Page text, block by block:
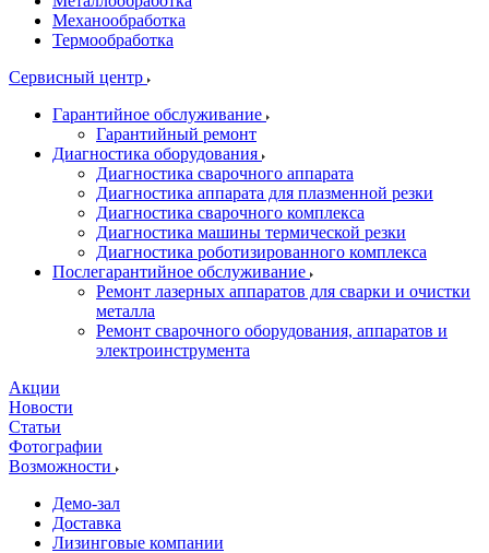
Механообработка
Термообработка
Сервисный центр
Гарантийное обслуживание
Гарантийный ремонт
Диагностика оборудования
Диагностика сварочного аппарата
Диагностика аппарата для плазменной резки
Диагностика сварочного комплекса
Диагностика машины термической резки
Диагностика роботизированного комплекса
Послегарантийное обслуживание
Ремонт лазерных аппаратов для сварки и очистки
металла
Ремонт сварочного оборудования, аппаратов и
электроинструмента
Акции
Новости
Статьи
Фотографии
Возможности
Демо-зал
Доставка
Лизинговые компании